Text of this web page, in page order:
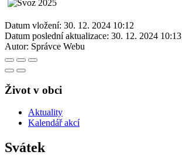
Datum vložení: 30. 12. 2024 10:12
Datum poslední aktualizace: 30. 12. 2024 10:13
Autor: Správce Webu
Život v obci
Aktuality
Kalendář akcí
Svátek